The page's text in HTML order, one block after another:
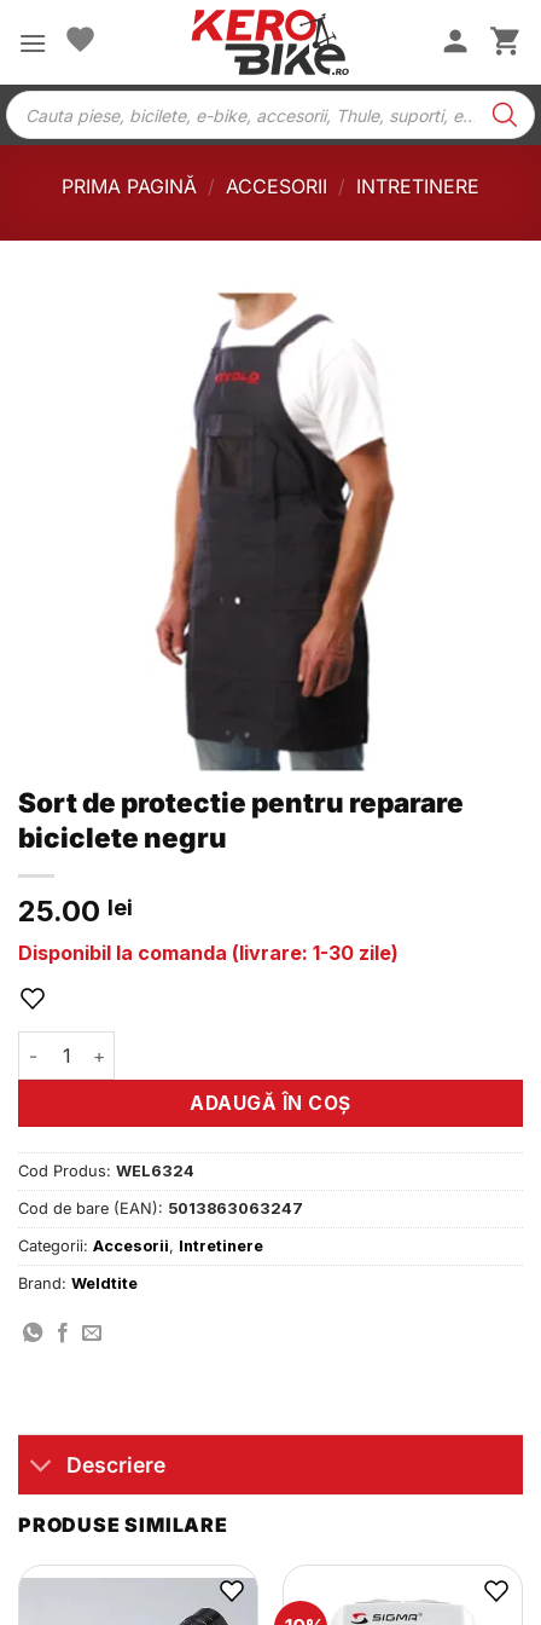
Products
search
PRIMA PAGINĂ / ACCESORII / INTRETINERE
Sort de protectie pentru reparare
biciclete negru
25.00 lei
Disponibil la comanda (livrare: 1-30 zile)
Cantitate Sort de protectie pentru reparare biciclete negru
ADAUGĂ ÎN COȘ
Cod Produs: WEL6324
Cod de bare (EAN): 5013863063247
Categorii: Accesorii, Intretinere
Brand: Weldtite
Descriere
PRODUSE SIMILARE